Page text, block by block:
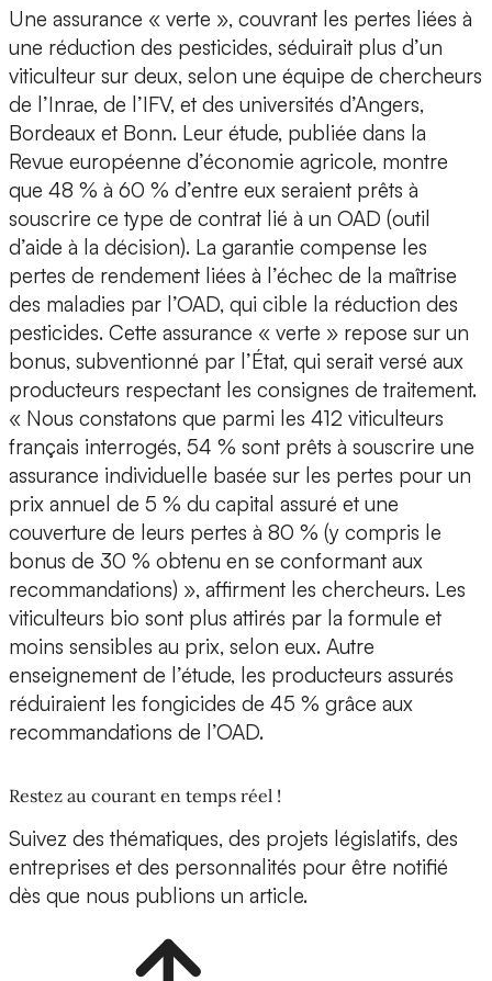
Une assurance « verte », couvrant les pertes liées à
une réduction des pesticides, séduirait plus d’un
viticulteur sur deux, selon une équipe de chercheurs
de l’Inrae, de l’IFV, et des universités d’Angers,
Bordeaux et Bonn. Leur étude, publiée dans la
Revue européenne d’économie agricole, montre
que 48 % à 60 % d’entre eux seraient prêts à
souscrire ce type de contrat lié à un OAD (outil
d’aide à la décision). La garantie compense les
pertes de rendement liées à l’échec de la maîtrise
des maladies par l’OAD, qui cible la réduction des
pesticides. Cette assurance « verte » repose sur un
bonus, subventionné par l’État, qui serait versé aux
producteurs respectant les consignes de traitement.
« Nous constatons que parmi les 412 viticulteurs
français interrogés, 54 % sont prêts à souscrire une
assurance individuelle basée sur les pertes pour un
prix annuel de 5 % du capital assuré et une
couverture de leurs pertes à 80 % (y compris le
bonus de 30 % obtenu en se conformant aux
recommandations) », affirment les chercheurs. Les
viticulteurs bio sont plus attirés par la formule et
moins sensibles au prix, selon eux. Autre
enseignement de l’étude, les producteurs assurés
réduiraient les fongicides de 45 % grâce aux
recommandations de l’OAD.
Restez au courant en temps réel !
Suivez des thématiques, des projets législatifs, des
entreprises et des personnalités pour être notifié
dès que nous publions un article.